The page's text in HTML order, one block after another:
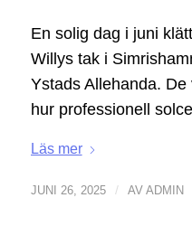
En solig dag i juni
Willys tak i
Ystads Allehanda.
hur professionell
Läs mer
JUNI 26, 2025 / AV ADMIN